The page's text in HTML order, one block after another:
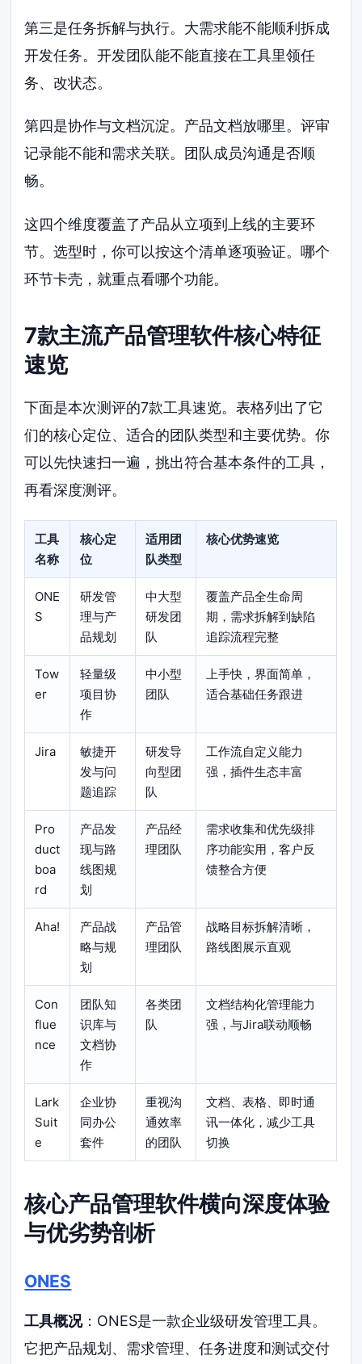
第三是任务拆解与执行。大需求能不能顺利拆成
开发任务。开发团队能不能直接在工具里领任
务、改状态。
第四是协作与文档沉淀。产品文档放哪里。评审
记录能不能和需求关联。团队成员沟通是否顺
畅。
这四个维度覆盖了产品从立项到上线的主要环
节。选型时，你可以按这个清单逐项验证。哪个
环节卡壳，就重点看哪个功能。
7款主流产品管理软件核心特征
速览
下面是本次测评的7款工具速览。表格列出了它
们的核心定位、适合的团队类型和主要优势。你
可以先快速扫一遍，挑出符合基本条件的工具，
再看深度测评。
工具
名称
核心定
位
适用团
队类型
核心优势速览
ONE
S
研发管
理与产
品规划
中大型
研发团
队
覆盖产品全生命周
期，需求拆解到缺陷
追踪流程完整
Tow
er
轻量级
项目协
作
中小型
团队
上手快，界面简单，
适合基础任务跟进
Jira
敏捷开
发与问
题追踪
研发导
向型团
队
工作流自定义能力
强，插件生态丰富
Pro
duct
boa
rd
产品发
现与路
线图规
划
产品经
理团队
需求收集和优先级排
序功能实用，客户反
馈整合方便
Aha!
产品战
略与规
划
产品管
理团队
战略目标拆解清晰，
路线图展示直观
Con
flue
nce
团队知
识库与
文档协
作
各类团
队
文档结构化管理能力
强，与Jira联动顺畅
Lark
Suit
e
企业协
同办公
套件
重视沟
通效率
的团队
文档、表格、即时通
讯一体化，减少工具
切换
核心产品管理软件横向深度体验
与优劣势剖析
ONES
工具概况：ONES是一款企业级研发管理工具。
它把产品规划、需求管理、任务进度和测试交付